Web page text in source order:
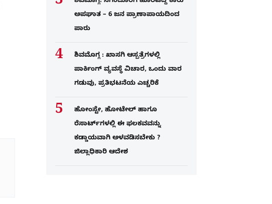
ಅಪಘಾತ – 6 ಜನ ಪ್ರಾಣಾಪಾಯದಿಂದ
ಪಾರು
ಶಿವಮೊಗ್ಗ : ಖಾಸಗಿ ಆಸ್ಪತ್ರೆಗಳಲ್ಲಿ
ಪಾರ್ಕಿಂಗ್​ ವ್ಯವಸ್ಥೆ ವಿಚಾರ, ಒಂದು ವಾರ
ಗಡುವು, ಪ್ರತಿಭಟನೆಯ ಎಚ್ಚರಿಕೆ
ಹೋಂಸ್ಟೇ, ಹೋಟೇಲ್ ಹಾಗೂ
ರೆಸಾರ್ಟ್‌ಗಳಲ್ಲಿ ಈ ಫಲಕವವನ್ನು
ಕಡ್ಡಾಯವಾಗಿ ಅಳವಡಿಸಬೇಕು ?
ಜಿಲ್ಲಾಧಿಕಾರಿ ಆದೇಶ